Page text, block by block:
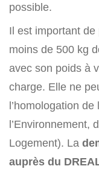
possible.
Il est important de
moins de 500 kg
avec son poids à
charge. Elle ne
l’homologation
l’Environnement,
Logement). La
auprès du